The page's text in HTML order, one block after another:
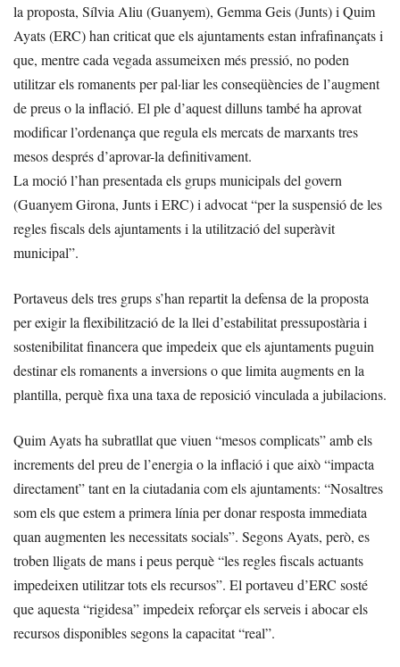
la proposta, Sílvia Aliu (Guanyem), Gemma Geis (Junts) i Quim
Ayats (ERC) han criticat que els ajuntaments estan infrafinançats i
que, mentre cada vegada assumeixen més pressió, no poden
utilitzar els romanents per pal·liar les conseqüències de l’augment
de preus o la inflació. El ple d’aquest dilluns també ha aprovat
modificar l’ordenança que regula els mercats de marxants tres
mesos després d’aprovar-la definitivament.
La moció l’han presentada els grups municipals del govern
(Guanyem Girona, Junts i ERC) i advocat “per la suspensió de les
regles fiscals dels ajuntaments i la utilització del superàvit
municipal”.
Portaveus dels tres grups s’han repartit la defensa de la proposta
per exigir la flexibilització de la llei d’estabilitat pressupostària i
sostenibilitat financera que impedeix que els ajuntaments puguin
destinar els romanents a inversions o que limita augments en la
plantilla, perquè fixa una taxa de reposició vinculada a jubilacions.
Quim Ayats ha subratllat que viuen “mesos complicats” amb els
increments del preu de l’energia o la inflació i que això “impacta
directament” tant en la ciutadania com els ajuntaments: “Nosaltres
som els que estem a primera línia per donar resposta immediata
quan augmenten les necessitats socials”. Segons Ayats, però, es
troben lligats de mans i peus perquè “les regles fiscals actuants
impedeixen utilitzar tots els recursos”. El portaveu d’ERC sosté
que aquesta “rigidesa” impedeix reforçar els serveis i abocar els
recursos disponibles segons la capacitat “real”.